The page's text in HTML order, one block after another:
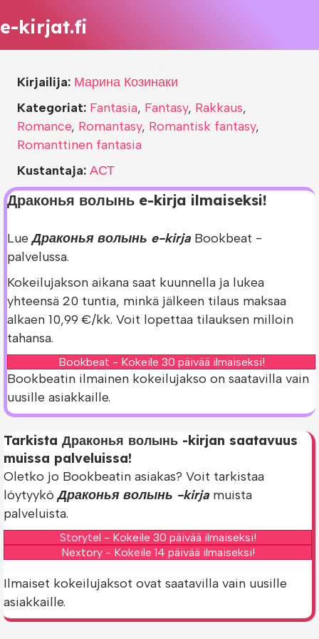
e-kirjat.fi
Драконья волынь e-kirja ilmaiseksi!
LueДраконья волынь e-kirja Bookbeat -
palvelussa.
Kokeilujakson aikana saat kuunnella ja lukea
yhteensä 20 tuntia, minkä jälkeen tilaus maksaa
alkaen 10,99 €/kk. Voit lopettaa tilauksen milloin
tahansa.
Bookbeat - Kokeile 30 päivää ilmaiseksi!
Bookbeatin ilmainen kokeilujakso on saatavilla vain
uusille asiakkaille.
Kirjailija: Марина Козинаки
Kategoriat: Fantasia, Fantasy, Rakkaus,
Romance, Romantasy, Romantisk fantasy,
Romanttinen fantasia
Kustantaja: АСТ
Tarkista Драконья волынь -kirjan saatavuus
muissa palveluissa!
Oletko jo Bookbeatin asiakas? Voit tarkistaa
löytyykö Драконья волынь -kirja muista
palveluista.
Storytel - Kokeile 30 päivää ilmaiseksi!
Nextory - Kokeile 14 päivää ilmaiseksi!
Ilmaiset kokeilujaksot ovat saatavilla vain uusille
asiakkaille.